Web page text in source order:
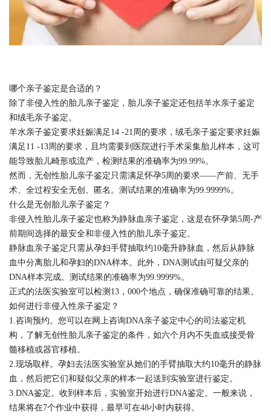
哪个亲子鉴定是合适的？
除了非侵入性的胎儿亲子鉴定，胎儿亲子鉴定还包括羊水亲子鉴定
和绒毛亲子鉴定。
羊水亲子鉴定要求妊娠满足14 -21周的要求，绒毛亲子鉴定要求妊娠
满足11 -13周的要求，且均需要到医院进行手术采集胎儿样本，这可
能导致胎儿畸形或流产，检测结果的准确率为99.99%。
然而，无创性胎儿亲子鉴定只需满足怀孕5周的要求——产前、无手
术、全过程安全无创、匿名。测试结果的准确率为99.9999%。
什么是无创胎儿亲子鉴定？
非侵入性胎儿亲子鉴定也称为静脉血亲子鉴定，这是在怀孕第5周-产
前期间选择的最安全和非侵入性的胎儿亲子鉴定。
静脉血亲子鉴定只需从孕妇手臂抽取约10毫升静脉血，然后从静脉
血中分离胎儿和孕妇的DNA样本。此外，DNA测试由可疑父亲的
DNA样本完成。测试结果的准确率为99.9999%。
正式的法医实验室可以检测13，000个地点，确保准确可靠的结果。
如何进行非侵入性亲子鉴定？
1.咨询预约。您可以在网上咨询DNA亲子鉴定中心的司法鉴定机
构，了解无创性胎儿亲子鉴定的条件，如六个月内不失血或接受骨
髓移植或器官移植。
2.现场取样。孕妇去法医实验室从她们的手臂抽取大约10毫升的静脉
血，然后把它们和疑似父亲的样本一起送到实验室进行鉴定。
3.DNA鉴定。收到样本后，实验室开始进行DNA鉴定。一般来说，
结果将在7个作业中获得，最早可在48小时内获得。